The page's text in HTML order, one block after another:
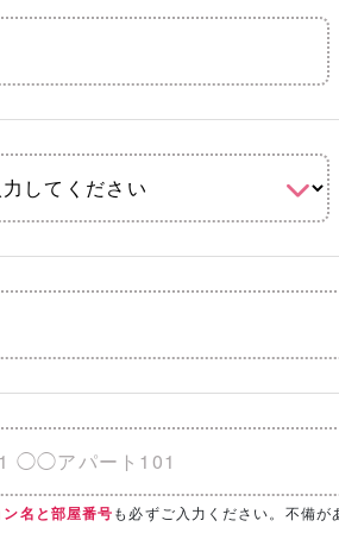
会社を選択！
名と部屋番号も必ずご入力ください。不備